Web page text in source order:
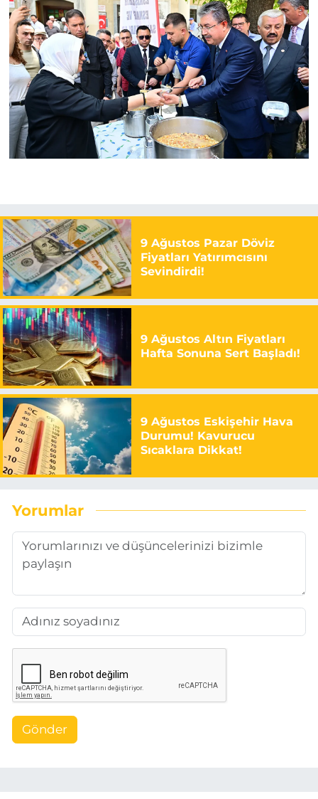
9 Ağustos Pazar Döviz
Fiyatları Yatırımcısını
Sevindirdi!
9 Ağustos Altın Fiyatları
Hafta Sonuna Sert Başladı!
9 Ağustos Eskişehir Hava
Durumu! Kavurucu
Sıcaklara Dikkat!
Yorumlar
Gönder